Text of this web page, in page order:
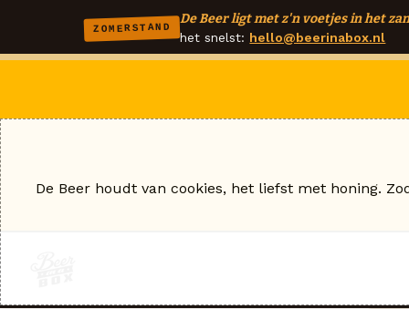
ZOMERSTAND
De Beer ligt met z'n voetjes in het
het snelst: hello@beerinabox.nl
De Beer houdt van cookies, het liefst met honing.